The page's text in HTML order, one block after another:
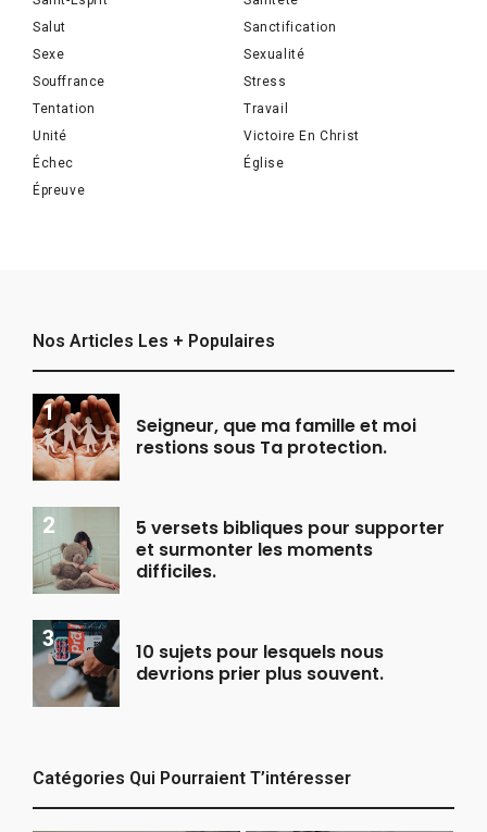
Salut
Sanctification
Sexe
Sexualité
Souffrance
Stress
Tentation
Travail
Unité
Victoire En Christ
Échec
Église
Épreuve
Nos Articles Les + Populaires
Seigneur, que ma famille et moi
restions sous Ta protection.
5 versets bibliques pour supporter
et surmonter les moments
difficiles.
10 sujets pour lesquels nous
devrions prier plus souvent.
Catégories Qui Pourraient T’intéresser